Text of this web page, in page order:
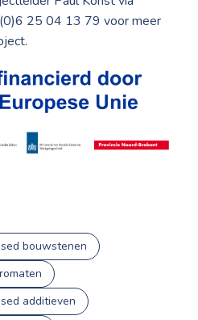
25 04 13 79 voor meer
bouwstenen
additieven